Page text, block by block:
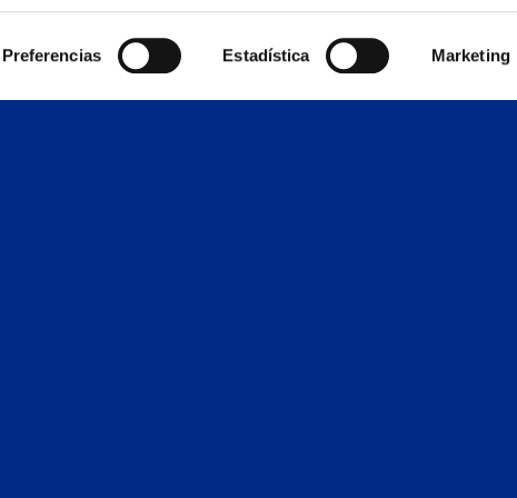
Preferencias Estadística Marketing
centro de Lérida, mediante
y difusión, asi como cortina de aire y